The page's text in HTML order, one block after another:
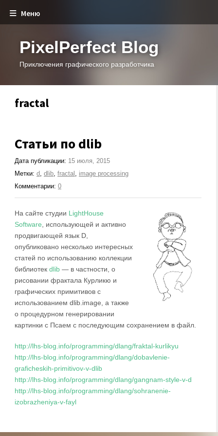
Меню
PixelPerfect Blog
Приключения графического разработчика
fractal
Статьи по dlib
Дата публикации: 15 июля, 2015
Метки: d, dlib, fractal , image processing
Комментарии: 0
На сайте студии LightHouse
Software , использующей и активно
продвигающей язык D,
опубликовано несколько интересных
статей по использованию коллекции
библиотек dlib — в частности, о
рисовании фрактала Курликю и
графических примитивов с
использованием dlib.image, а также
о процедурном генерировании
картинки с Псаем с последующим сохранением в файл.
http://lhs-blog.info/programming/dlang/fraktal-kurlikyu
http://lhs-blog.info/programming/dlang/dobavlenie-
graficheskih-primitivov-v-dlib
http://lhs-blog.info/programming/dlang/gangnam-style-v-d
http://lhs-blog.info/programming/dlang/sohranenie-
izobrazheniya-v-fayl